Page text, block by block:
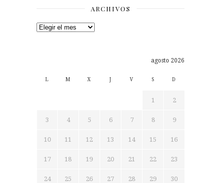
ARCHIVOS
Archivos
agosto 2026
L M X J V S D
1 2
3 4 5 6 7 8 9
10 11 12 13 14 15 16
17 18 19 20 21 22 23
24 25 26 27 28 29 30